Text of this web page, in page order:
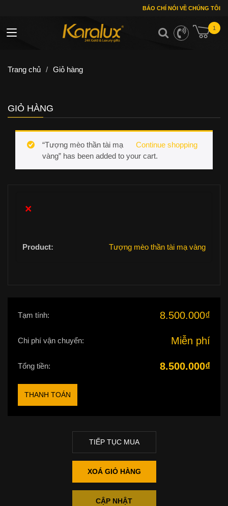
BÁO CHÍ NÓI VỀ CHÚNG TÔI
1
Toggle navigation
Trang chủ / Giỏ hàng
GIỎ HÀNG
Continue shopping
“Tượng mèo thần tài mạ
vàng” has been added to your cart.
×
Tượng mèo thần tài mạ vàng
Tạm tính: 8.500.000₫
Chi phí vận chuyển: Miễn phí
Tổng tiền: 8.500.000₫
THANH TOÁN
TIẾP TỤC MUA
XOÁ GIỎ HÀNG
CẬP NHẬT